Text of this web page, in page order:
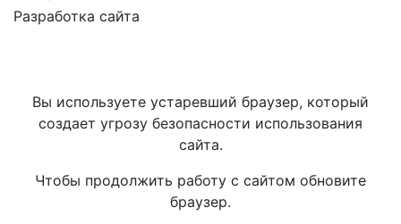
Разработка сайта
Вы используете устаревший браузер, который
создает угрозу безопасности использования
сайта.
Чтобы продолжить работу с сайтом обновите
браузер.